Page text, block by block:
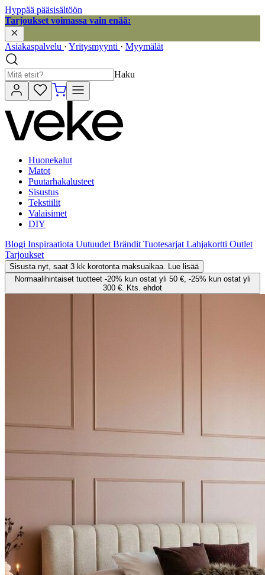
Hyppää pääsisältöön
Tarjoukset voimassa vain enää:
Asiakaspalvelu · Yritysmyynti · Myymälät
Haku
Huonekalut
Matot
Puutarhakalusteet
Sisustus
Tekstiilit
Valaisimet
DIY
Blogi Inspiraatiota Uutuudet Brändit Tuotesarjat Lahjakortti Outlet
Tarjoukset
Sisusta nyt, saat 3 kk korotonta maksuaikaa. Lue lisää
Normaalihintaiset tuotteet -20% kun ostat yli 50 €, -25% kun ostat yli
300 €. Kts. ehdot